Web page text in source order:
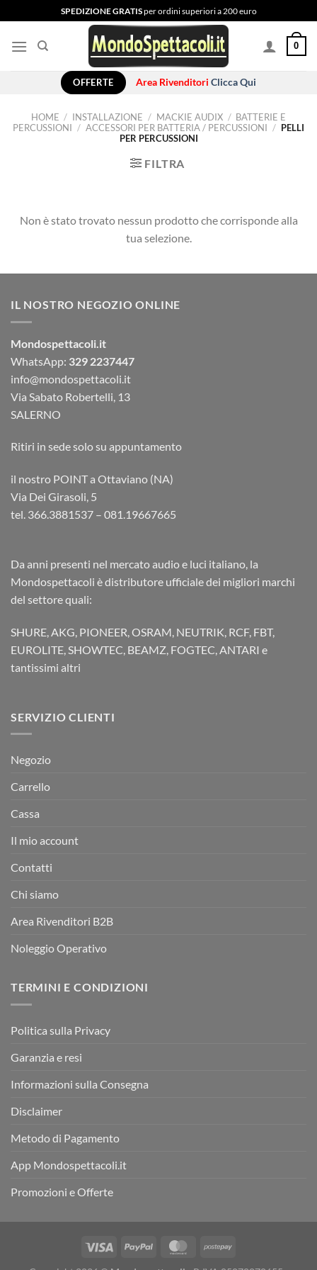
ai
contenuti
SPEDIZIONE GRATISper ordini superiori a 200 euro
0
OFFERTE Area Rivenditori Clicca Qui
HOME / INSTALLAZIONE / MACKIE AUDIX / BATTERIE E
PERCUSSIONI / ACCESSORI PER BATTERIA / PERCUSSIONI / PELLI
PER PERCUSSIONI
FILTRA
Non è stato trovato nessun prodotto che corrisponde alla
tua selezione.
IL NOSTRO NEGOZIO ONLINE
Mondospettacoli.it
WhatsApp: 329 2237447
info@mondospettacoli.it
Via Sabato Robertelli, 13
SALERNO
Ritiri in sede solo su appuntamento
il nostro POINT a Ottaviano (NA)
Via Dei Girasoli, 5
tel. 366.3881537 – 081.19667665
Da anni presenti nel mercato audio e luci italiano, la
Mondospettacoli è distributore ufficiale dei migliori marchi
del settore quali:
SHURE, AKG, PIONEER, OSRAM, NEUTRIK, RCF, FBT,
EUROLITE, SHOWTEC, BEAMZ, FOGTEC, ANTARI e
tantissimi altri
SERVIZIO CLIENTI
Negozio
Carrello
Cassa
Il mio account
Contatti
Chi siamo
Area Rivenditori B2B
Noleggio Operativo
TERMINI E CONDIZIONI
Politica sulla Privacy
Garanzia e resi
Informazioni sulla Consegna
Disclaimer
Metodo di Pagamento
App Mondospettacoli.it
Promozioni e Offerte